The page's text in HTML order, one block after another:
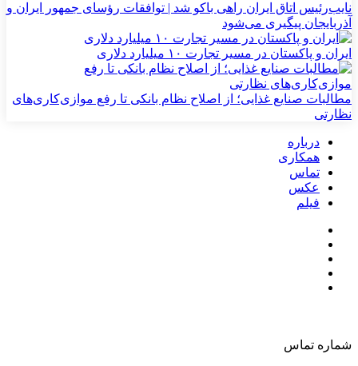
نایب‌رئیس اتاق ایران راهی باکو شد | توافقات رؤسای جمهور ایران و
آذربایجان پیگیری می‌شود
ایران و پاکستان در مسیر تجارت ۱۰ میلیارد دلاری
مطالبات صنایع غذایی؛ از اصلاح نظام بانکی تا رفع موازی‌کاری‌های
نظارتی
درباره
همکاری
تماس
عکس
فیلم
شماره تماس